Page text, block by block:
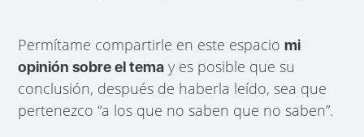
Permítame compartirle en este espaciomi
opinión sobre el tema y es posible que su
conclusión, después de haberla leído, sea que
pertenezco “a los que no saben que no saben”.